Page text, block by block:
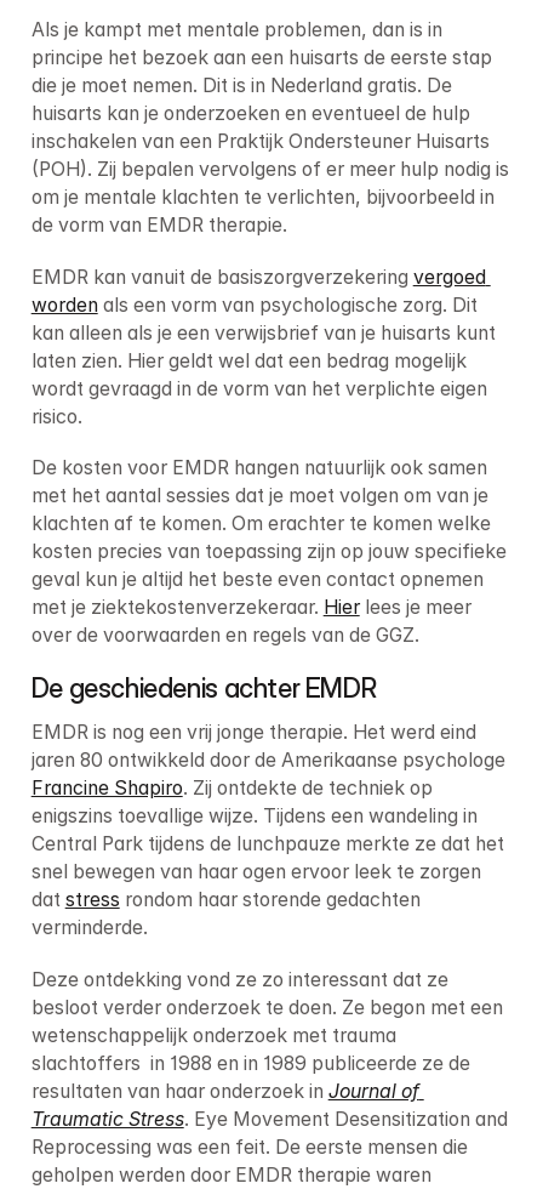
Als je kampt met mentale problemen, dan is in
principe het bezoek aan een huisarts de eerste stap
die je moet nemen. Dit is in Nederland gratis. De
huisarts kan je onderzoeken en eventueel de hulp
inschakelen van een Praktijk Ondersteuner Huisarts
(POH). Zij bepalen vervolgens of er meer hulp nodig is
om je mentale klachten te verlichten, bijvoorbeeld in
de vorm van EMDR therapie.
EMDR kan vanuit de basiszorgverzekering vergoed
worden als een vorm van psychologische zorg. Dit
kan alleen als je een verwijsbrief van je huisarts kunt
laten zien. Hier geldt wel dat een bedrag mogelijk
wordt gevraagd in de vorm van het verplichte eigen
risico.
De kosten voor EMDR hangen natuurlijk ook samen
met het aantal sessies dat je moet volgen om van je
klachten af te komen. Om erachter te komen welke
kosten precies van toepassing zijn op jouw specifieke
geval kun je altijd het beste even contact opnemen
met je ziektekostenverzekeraar. Hier lees je meer
over de voorwaarden en regels van de GGZ.
De geschiedenis achter EMDR
EMDR is nog een vrij jonge therapie. Het werd eind
jaren 80 ontwikkeld door de Amerikaanse psychologe
Francine Shapiro. Zij ontdekte de techniek op
enigszins toevallige wijze. Tijdens een wandeling in
Central Park tijdens de lunchpauze merkte ze dat het
snel bewegen van haar ogen ervoor leek te zorgen
dat stress rondom haar storende gedachten
verminderde.
Deze ontdekking vond ze zo interessant dat ze
besloot verder onderzoek te doen. Ze begon met een
wetenschappelijk onderzoek met trauma
slachtoffers  in 1988 en in 1989 publiceerde ze de
resultaten van haar onderzoek in Journal of
Traumatic Stress. Eye Movement Desensitization and
Reprocessing was een feit. De eerste mensen die
geholpen werden door EMDR therapie waren